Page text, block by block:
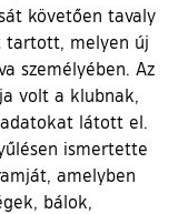
követően tavaly
tartott, melyen új
személyében. Az
volt a klubnak,
látott el.
ismertette
amelyben
bálok,